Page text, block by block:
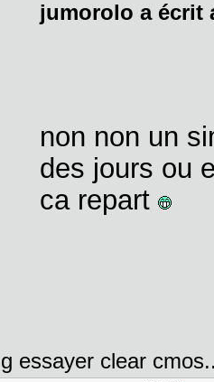
jumorolo a écrit
non non un
des jours ou
ca repart
g essayer clear